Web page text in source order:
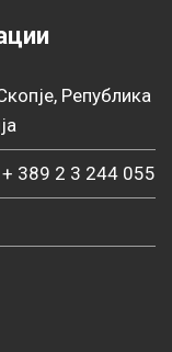
Република
+ 389 2 3 244 055